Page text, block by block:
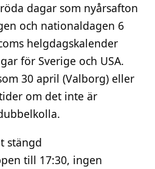
dagar som nyårsafton
och nationaldagen 6
helgdagskalender
för Sverige och USA.
30 april (Valborg) eller
om det inte är
stängd
till 17:30, ingen